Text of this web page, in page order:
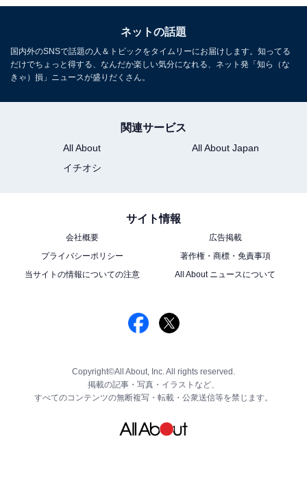
ネットの話題
国内外のSNSで話題の人＆トピックをタイムリーにお届けします。知ってる
だけでちょっと得する、なんだか楽しい気分になれる、ネット発「知ら（な
きゃ）損」ニュースが盛りだくさん。
関連サービス
All About
All About Japan
イチオシ
サイト情報
会社概要
広告掲載
プライバシーポリシー
著作権・商標・免責事項
当サイトの情報についての注意
All About ニュースについて
Copyright©All About, Inc. All rights reserved.
掲載の記事・写真・イラストなど、
すべてのコンテンツの無断複写・転載・公衆送信等を禁じます。